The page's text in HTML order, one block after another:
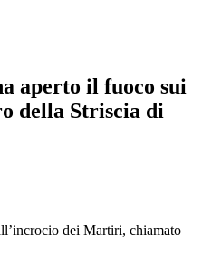
aperto il fuoco sui
della Striscia di
dei Martiri, chiamato